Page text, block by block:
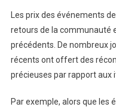
Les prix des événements
retours de la communauté
précédents. De nombreux
récents ont offert des
précieuses par rapport aux
Par exemple, alors que les